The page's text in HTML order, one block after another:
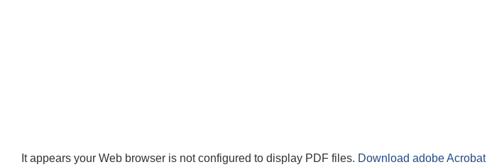
It appears your Web browser is not configured to display PDF files. Download adobe Acrobat